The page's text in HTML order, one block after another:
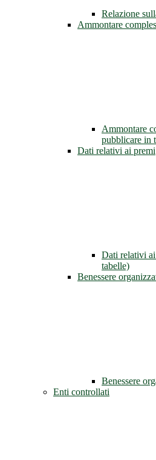
Relazione
Ammontare
Ammontare
pubblicare in
Dati relativi ai premi
Dati relativi
tabelle)
Benessere
Benessere
Enti controllati